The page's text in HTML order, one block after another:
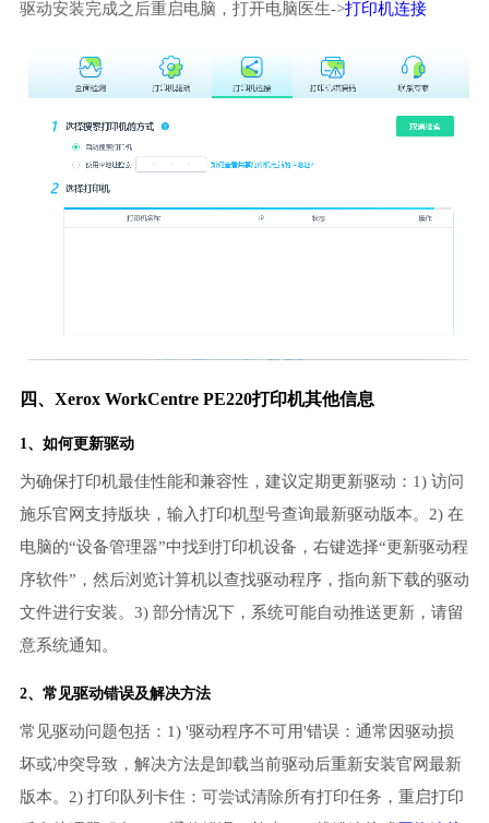
驱动安装完成之后重启电脑，打开电脑医生->打印机连接
四、Xerox WorkCentre PE220打印机其他信息
1、如何更新驱动
为确保打印机最佳性能和兼容性，建议定期更新驱动：1) 访问
施乐官网支持版块，输入打印机型号查询最新驱动版本。2) 在
电脑的“设备管理器”中找到打印机设备，右键选择“更新驱动程
序软件”，然后浏览计算机以查找驱动程序，指向新下载的驱动
文件进行安装。3) 部分情况下，系统可能自动推送更新，请留
意系统通知。
2、常见驱动错误及解决方法
常见驱动问题包括：1) '驱动程序不可用'错误：通常因驱动损
坏或冲突导致，解决方法是卸载当前驱动后重新安装官网最新
版本。2) 打印队列卡住：可尝试清除所有打印任务，重启打印